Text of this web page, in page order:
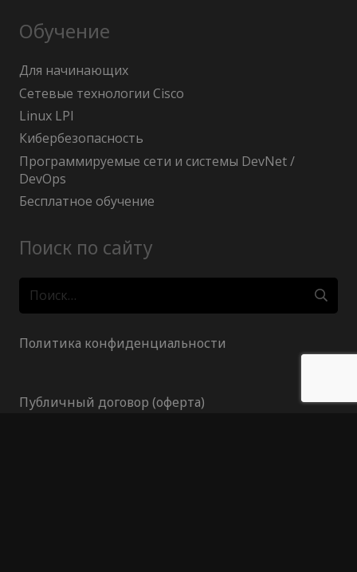
Обучение
Для начинающих
Сетевые технологии Cisco
Linux LPI
Кибербезопасность
Программируемые сети и системы DevNet /
DevOps
Бесплатное обучение
Поиск по сайту
Найти:
Политика конфиденциальности
Публичный договор (оферта)